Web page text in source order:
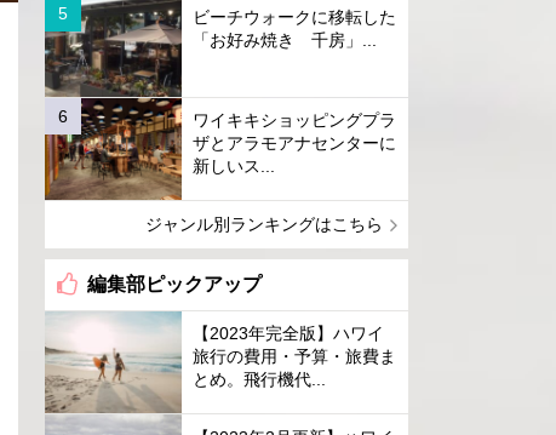
ビーチウォークに移転した
「お好み焼き 千房」...
ワイキキショッピングプラ
ザとアラモアナセンターに
新しいス...
ジャンル別ランキングはこちら
編集部ピックアップ
【2023年完全版】ハワイ
旅行の費用・予算・旅費ま
とめ。飛行機代...